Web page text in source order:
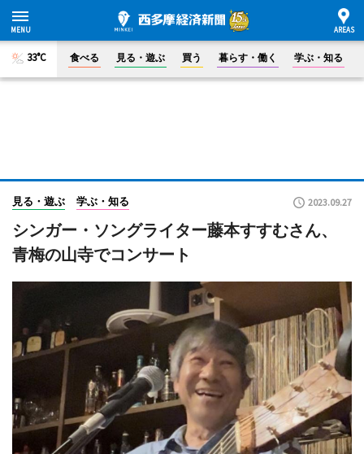
33°C 食べる 見る・遊ぶ 買う 暮らす・働く 学ぶ・知る
見る・遊ぶ 学ぶ・知る 2023.09.27
シンガー・ソングライター藤本すすむさん、
青梅の山寺でコンサート